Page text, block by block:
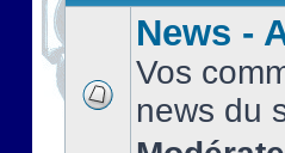
News -
Vos
news du